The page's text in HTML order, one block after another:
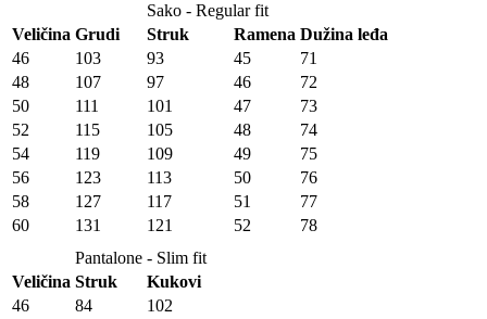
Sako - Regular fit
Veličina Grudi Struk Ramena Dužina leđa
46
103 93 45
71
48
107 97 46
72
50
111 101 47
73
52
115 105 48
74
54
119 109 49
75
56
123 113 50
76
58
127 117 51
77
60
131 121 52
78
Pantalone - Slim fit
Veličina Struk
Kukovi
46
84
102